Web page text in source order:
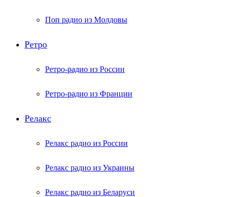
Поп радио из Молдовы
Ретро
Ретро-радио из России
Ретро-радио из Франции
Релакс
Релакс радио из России
Релакс радио из Украины
Релакс радио из Беларуси